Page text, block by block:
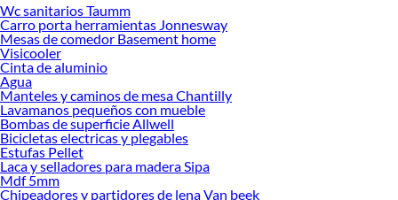
Desde remodelaciones hasta proyectos de decoración, estamos aquí para hacer
tus ideas realidad. ¡Visítanos y encuentra todo lo que tenemos para ofrecerte en
Tacos y Pernos de Anclaje!
Explora la variedad de productos de Tacos y Pernos de Anclaje en
Sodimac
Herramientas, materiales y accesorios de calidad para tus proyectos y
renovación de espacios. ¡Visítanos y descubre todo lo que tenemos para
ofrecerte!
Encuentra una amplia variedad de productos de Tacos y Pernos de Anclaje en
Sodimac. Encuentra todo lo necesario para tus proyectos de renovación y
Wc sanitarios Taumm
Carro porta herramientas Jonnesway
Mesas de comedor Basement home
Visicooler
Cinta de aluminio
Agua
Manteles y caminos de mesa Chantilly
Lavamanos pequeños con mueble
Bombas de superficie Allwell
Bicicletas electricas y plegables
Estufas Pellet
Laca y selladores para madera Sipa
Mdf 5mm
Chipeadores y partidores de lena Van beek